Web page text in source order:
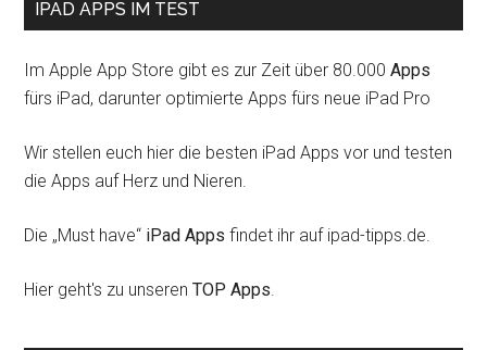
IPAD APPS IM TEST
Im Apple App Store gibt es zur Zeit über 80.000Apps
fürs iPad, darunter optimierte Apps fürs neue iPad Pro
Wir stellen euch hier die besten iPad Apps vor und testen
die Apps auf Herz und Nieren.
Die „Must have“ iPad Apps findet ihr auf ipad-tipps.de.
Hier geht's zu unserenTOP Apps.